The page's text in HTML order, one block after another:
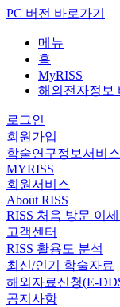
PC 버전 바로가기
메뉴
홈
MyRISS
해외전자정보
로그인
회원가입
학술연구정보서비
MYRISS
회원서비스
About RISS
RISS 처음 방문 이
고객센터
RISS 활용도 분석
최신/인기 학술자료
해외자료신청(E-
공지사항